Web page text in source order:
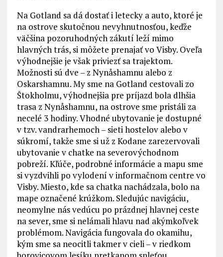
Na Gotland sa dá dostať i letecky a auto, ktoré je
na ostrove skutočnou nevyhnutnosťou, keďže
väčšina pozoruhodných zákutí leží mimo
hlavných trás, si môžete prenajať vo Visby. Oveľa
výhodnejšie je však priviezť sa trajektom.
Možnosti sú dve – z Nynåshamnu alebo z
Oskarshamnu. My sme na Gotland cestovali zo
Štokholmu, výhodnejšia pre príjazd bola dlhšia
trasa z Nynåshamnu, na ostrove sme pristáli za
necelé 3 hodiny. Vhodné ubytovanie je dostupné
v tzv. vandrarhemoch – sieti hostelov alebo v
súkromí, takže sme si už z Kodane zarezervovali
ubytovanie v chatke na severovýchodnom
pobreží. Kľúče, podrobné informácie a mapu sme
si vyzdvihli po vylodení v informačnom centre vo
Visby. Miesto, kde sa chatka nachádzala, bolo na
mape označené krúžkom. Sledujúc navigáciu,
neomylne nás vedúcu po prázdnej hlavnej ceste
na sever, sme si nelámali hlavu nad akýmkoľvek
problémom. Navigácia fungovala do okamihu,
kým sme sa neocitli takmer v cieli – v riedkom